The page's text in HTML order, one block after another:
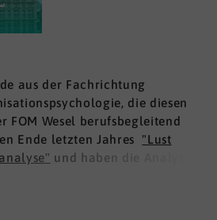
aus der Fachrichtung
die diesen
FOM Wesel berufsbegleitend
Ende letzten Jahres "Lust
und haben die Analyse